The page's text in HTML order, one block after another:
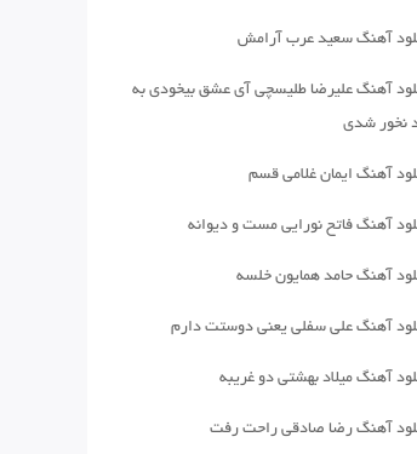
آهنگ سعید عرب آرامش
آهنگ علیرضا طلیسچی آی عشق بیخودی به
نخور شدی
آهنگ ایمان غلامی قسم
آهنگ فاتح نورایی مست و دیوانه
آهنگ حامد همایون خلسه
آهنگ علی سفلی یعنی دوستت دارم
آهنگ میلاد بهشتی دو غریبه
آهنگ رضا صادقی راحت رفت